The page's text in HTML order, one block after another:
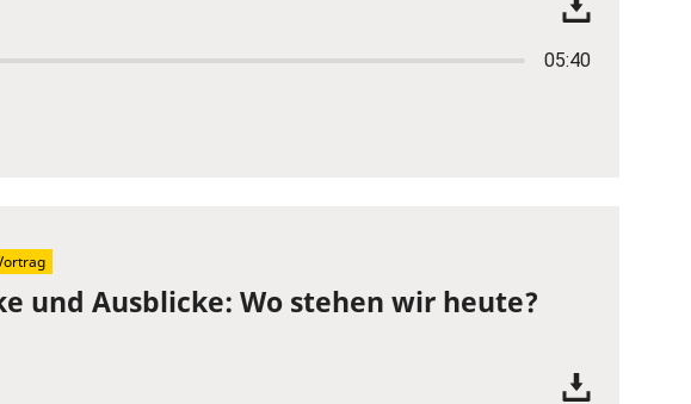
05:40
und Ausblicke: Wo stehen wir heute?